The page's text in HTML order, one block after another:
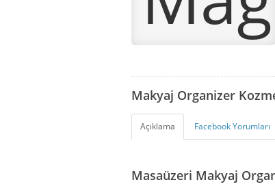
Makyaj Organizer
Açıklama Facebook Yorumları
Masaüzeri Makyaj